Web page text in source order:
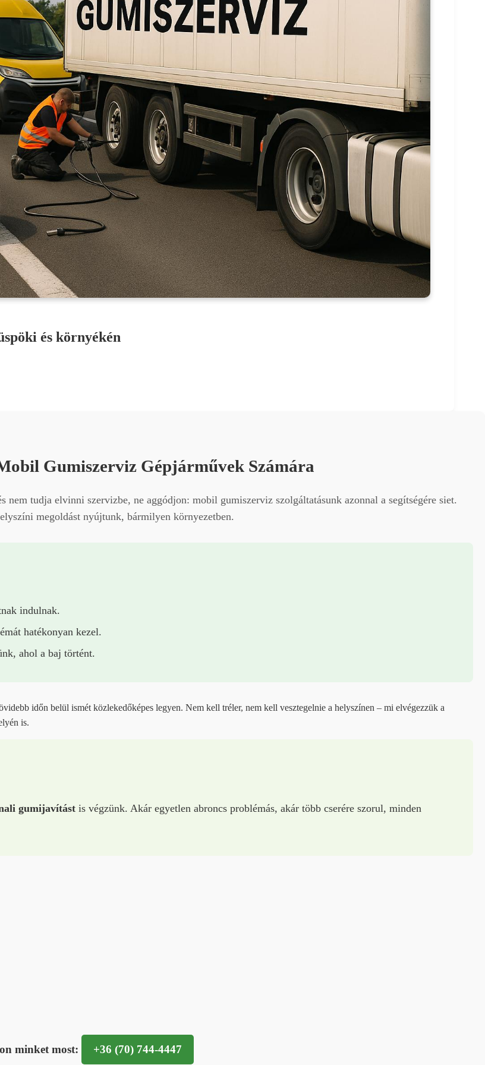
és környékén
Gumiszerviz Gépjárművek Számára
nem tudja elvinni szervizbe, ne aggódjon: mobil gumiszerviz szolgáltatásunk azonnal a segítségére siet.
megoldást nyújtunk, bármilyen környezetben.
indulnak.
hatékonyan kezel.
ahol a baj történt.
időn belül ismét közlekedőképes legyen. Nem kell tréler, nem kell vesztegelnie a helyszínen – mi elvégezzük a
is.
gumijavítást is végzünk. Akár egyetlen abroncs problémás, akár több cserére szorul, minden
minket most: +36 (70) 744-4447